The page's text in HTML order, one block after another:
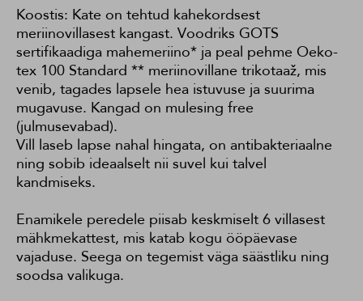
Koostis: Kate on tehtud kahekordsest
meriinovillasest kangast. Voodriks GOTS
sertifikaadiga mahemeriino* ja peal pehme Oeko-
tex 100 Standard ** meriinovillane trikotaaž, mis
venib, tagades lapsele hea istuvuse ja suurima
mugavuse. Kangad on mulesing free
(julmusevabad).
Vill laseb lapse nahal hingata, on antibakteriaalne
ning sobib ideaalselt nii suvel kui talvel
kandmiseks.
Enamikele peredele piisab keskmiselt 6 villasest
mähkmekattest, mis katab kogu ööpäevase
vajaduse. Seega on tegemist väga säästliku ning
soodsa valikuga.